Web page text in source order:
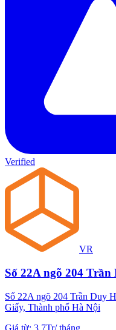
Verified
VR
Số 22A ngõ 204
Số 22A ngõ 204 Trần Duy
Giấy, Thành phố Hà Nội
Giá từ: 3.7Tr/tháng